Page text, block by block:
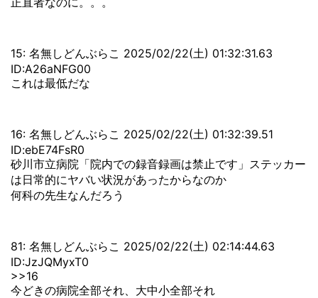
15: 名無しどんぶらこ 2025/02/22(土) 01:32:31.63
ID:A26aNFG00
これは最低だな
16: 名無しどんぶらこ 2025/02/22(土) 01:32:39.51
ID:ebE74FsR0
砂川市立病院「院内での録音録画は禁止です」ステッカー
は日常的にヤバい状況があったからなのか
何科の先生なんだろう
81: 名無しどんぶらこ 2025/02/22(土) 02:14:44.63
ID:JzJQMyxT0
>>16
今どきの病院全部それ、大中小全部それ